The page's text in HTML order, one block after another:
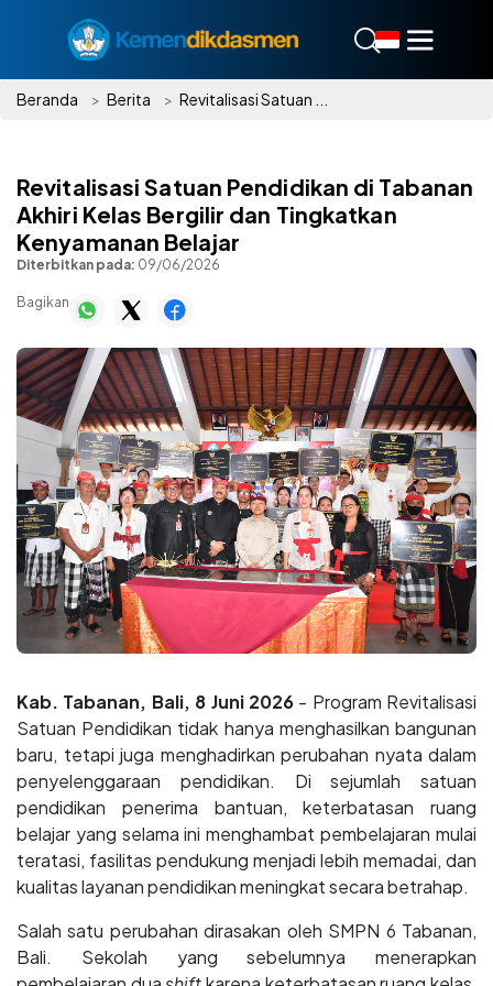
Beranda Berita Revitalisasi Satuan ...
Revitalisasi Satuan Pendidikan di Tabanan
Akhiri Kelas Bergilir dan Tingkatkan
Kenyamanan Belajar
Diterbitkan pada: 09/06/2026
Bagikan
Kab. Tabanan, Bali, 8 Juni 2026- Program Revitalisasi
Satuan Pendidikan tidak hanya menghasilkan bangunan
baru, tetapi juga menghadirkan perubahan nyata dalam
penyelenggaraan pendidikan. Di sejumlah satuan
pendidikan penerima bantuan, keterbatasan ruang
belajar yang selama ini menghambat pembelajaran mulai
teratasi, fasilitas pendukung menjadi lebih memadai, dan
kualitas layanan pendidikan meningkat secara betrahap.
Salah satu perubahan dirasakan oleh SMPN 6 Tabanan,
Bali. Sekolah yang sebelumnya menerapkan